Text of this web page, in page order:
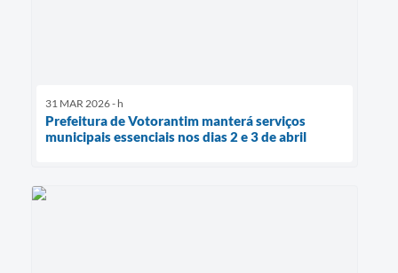
31 MAR 2026 - h
Prefeitura de Votorantim manterá serviços
municipais essenciais nos dias 2 e 3 de abril